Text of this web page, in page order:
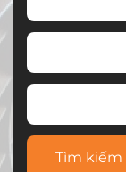
Tìm kiếm